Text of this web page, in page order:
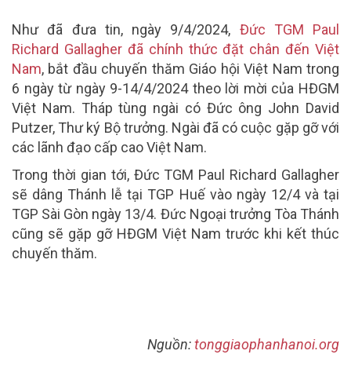
Như đã đưa tin, ngày 9/4/2024, Đức TGM Paul
Richard Gallagher đã chính thức đặt chân đến Việt
Nam, bắt đầu chuyến thăm Giáo hội Việt Nam trong
6 ngày từ ngày 9-14/4/2024 theo lời mời của HĐGM
Việt Nam. Tháp tùng ngài có Đức ông John David
Putzer, Thư ký Bộ trưởng. Ngài đã có cuộc gặp gỡ với
các lãnh đạo cấp cao Việt Nam.
Trong thời gian tới, Đức TGM Paul Richard Gallagher
sẽ dâng Thánh lễ tại TGP Huế vào ngày 12/4 và tại
TGP Sài Gòn ngày 13/4. Đức Ngoại trưởng Tòa Thánh
cũng sẽ gặp gỡ HĐGM Việt Nam trước khi kết thúc
chuyến thăm.
Nguồn:tonggiaophanhanoi.org